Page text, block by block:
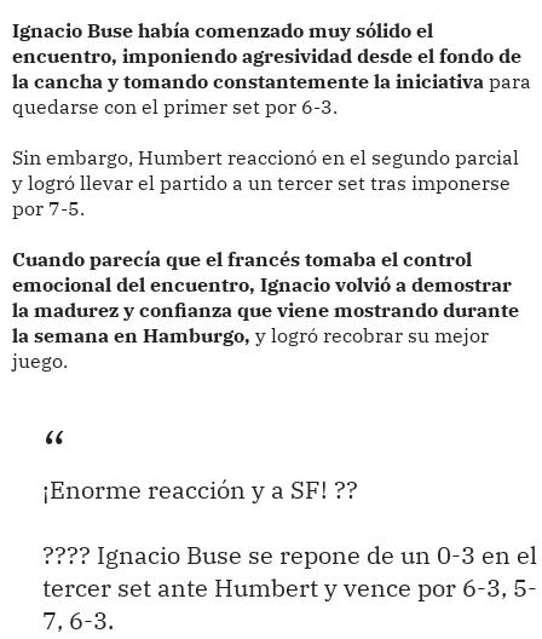
Ignacio Buse había comenzado muy sólido el
encuentro, imponiendo agresividad desde el fondo de
la cancha y tomando constantemente la iniciativa para
quedarse con el primer set por 6-3.
Sin embargo, Humbert reaccionó en el segundo parcial
y logró llevar el partido a un tercer set tras imponerse
por 7-5.
Cuando parecía que el francés tomaba el control
emocional del encuentro, Ignacio volvió a demostrar
la madurez y confianza que viene mostrando durante
la semana en Hamburgo, y logró recobrar su mejor
juego.
¡Enorme reacción y a SF! ??
???? Ignacio Buse se repone de un 0-3 en el
tercer set ante Humbert y vence por 6-3, 5-
7, 6-3.